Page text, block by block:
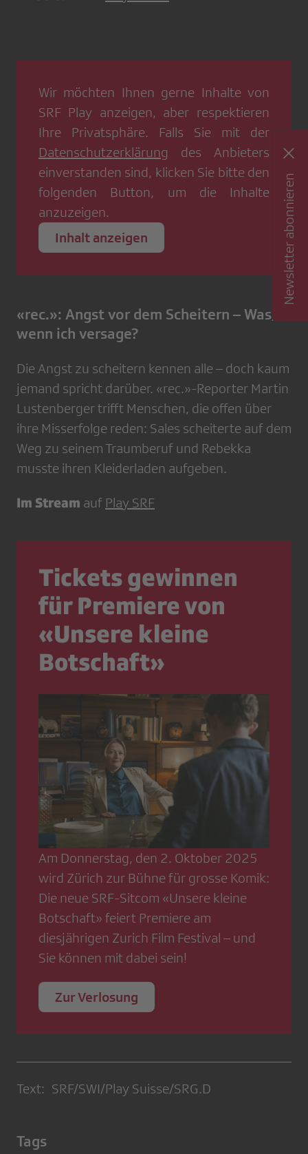
Wir möchten Ihnen gerne Inhalte von
SRF Play anzeigen, aber respektieren
Ihre Privatsphäre. Falls Sie mit der
Datenschutzerklärung des Anbieters
einverstanden sind, klicken Sie bitte den
folgenden Button, um die Inhalte
anzuzeigen.
Inhalt anzeigen
«rec.»: Angst vor dem Scheitern – Was,
wenn ich versage?
Die Angst zu scheitern kennen alle – doch kaum
jemand spricht darüber. «rec.»-Reporter Martin
Lustenberger trifft Menschen, die offen über
ihre Misserfolge reden: Sales scheiterte auf dem
Weg zu seinem Traumberuf und Rebekka
musste ihren Kleiderladen aufgeben.
Im Stream auf Play SRF
Tickets gewinnen
für Premiere von
«Unsere kleine
Botschaft»
Am Donnerstag, den 2. Oktober 2025
wird Zürich zur Bühne für grosse Komik:
Die neue SRF-Sitcom «Unsere kleine
Botschaft» feiert Premiere am
diesjährigen Zurich Film Festival – und
Sie können mit dabei sein!
Zur Verlosung
Text: SRF/SWI/Play Suisse/SRG.D
Tags
Newsletter abonnieren